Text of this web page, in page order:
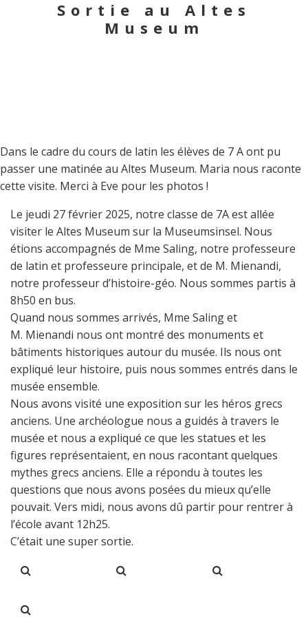
Sortie au Altes
Museum
Dans le cadre du cours de latin les élèves de 7 A ont pu
passer une matinée au Altes Museum. Maria nous raconte
cette visite. Merci à Eve pour les photos !
Le jeudi 27 février 2025, notre classe de 7A est allée
visiter le Altes Museum sur la Museumsinsel. Nous
étions accompagnés de Mme Saling, notre professeure
de latin et professeure principale, et de M. Mienandi,
notre professeur d’histoire-géo. Nous sommes partis à
8h50 en bus.
Quand nous sommes arrivés, Mme Saling et
M. Mienandi nous ont montré des monuments et
bâtiments historiques autour du musée. Ils nous ont
expliqué leur histoire, puis nous sommes entrés dans le
musée ensemble.
Nous avons visité une exposition sur les héros grecs
anciens. Une archéologue nous a guidés à travers le
musée et nous a expliqué ce que les statues et les
figures représentaient, en nous racontant quelques
mythes grecs anciens. Elle a répondu à toutes les
questions que nous avons posées du mieux qu’elle
pouvait. Vers midi, nous avons dû partir pour rentrer à
l’école avant 12h25.
C’était une super sortie.